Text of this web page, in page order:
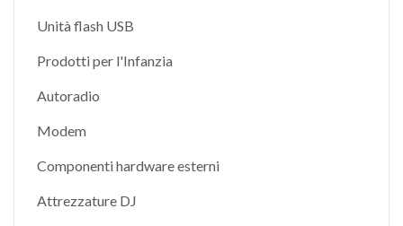
Unità flash USB
Prodotti per l'Infanzia
Autoradio
Modem
Componenti hardware esterni
Attrezzature DJ